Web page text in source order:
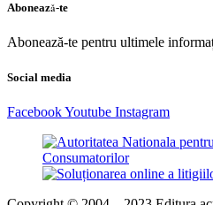
Abonează-te
Abonează-te pentru ultimele
Social media
FacebookYoutube Instagram